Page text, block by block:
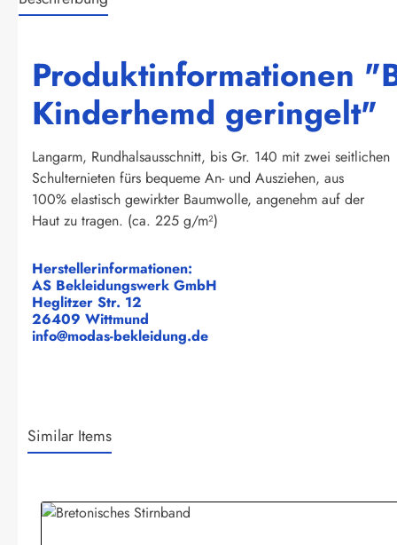
Produktinformationen
Kinderhemd geringelt"
Langarm, Rundhalsausschnitt, bis Gr. 140 mit zwei seitlichen
Schulternieten fürs bequeme An- und Ausziehen, aus
100% elastisch gewirkter Baumwolle, angenehm auf der
Haut zu tragen. (ca. 225 g/m²)
Herstellerinformationen:
AS Bekleidungswerk GmbH
Heglitzer Str. 12
26409 Wittmund
info@modas-bekleidung.de
Similar Items